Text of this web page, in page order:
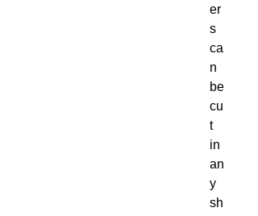
er
s
ca
n
be
cu
t
in
an
y
sh